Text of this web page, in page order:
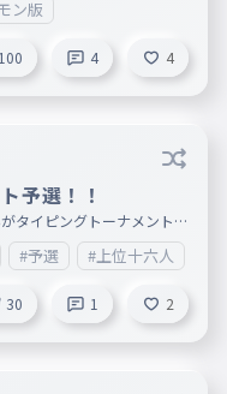
に行ったぞー！」ってでき
メントで言わないでね 被
てることがありましたら、
メントで教えてください。
てくれると嬉しいです ０
３５１〜７００ ニ
級 １７０１〜１９００
０ グラードン級 ２１０１
〜２５００ アルセウス
ン版
100 4 4
予選！！
タイピングトーナメントの
ら） 文章の中心などはあ
ーナメントに進出できます
残った人には、答えて欲し
れると嬉しいです。報酬な
すのでそこを見てください
#予選 #上位十六人
30 1 2